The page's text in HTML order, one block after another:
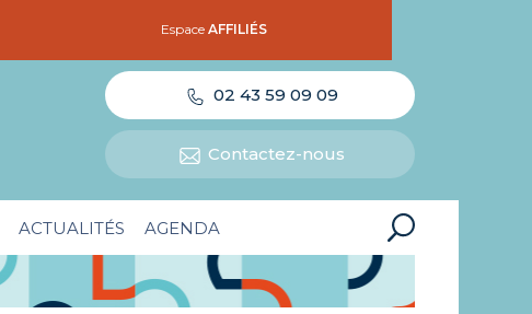
EspaceAFFILIÉS
02 43 59 09 09
Contactez-nous
ACTUALITÉS AGENDA